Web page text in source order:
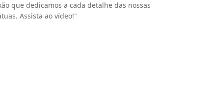
que dedicamos a cada detalhe das nossas
Assista ao vídeo!"